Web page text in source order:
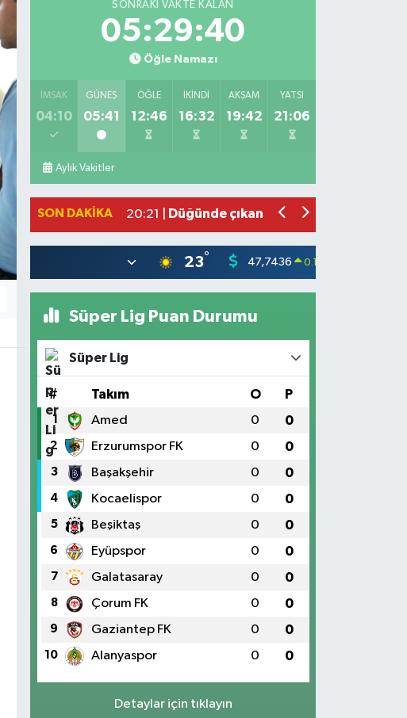
SONRAKI VAKTE KALAN
05:29:39
Öğle Namazı
İMSAK
04:10
GÜNEŞ
05:41
ÖĞLE
12:46
İKINDI
16:32
AKŞAM
19:42
YATSI
21:06
Aylık Vakitler
SON DAKIKA
10:39 |
Bahçede yaşanan yangında alevler
20:21 |
Düğünde çıkan yangına aldırış
23° 47,7436 0.18
Süper Lig Puan Durumu
Süper Lig
# Takım O P
1 Amed 0 0
2 Erzurumspor FK 0 0
3 Başakşehir 0 0
4 Kocaelispor 0 0
5 Beşiktaş 0 0
6 Eyüpspor 0 0
7 Galatasaray 0 0
8 Çorum FK 0 0
9 Gaziantep FK 0 0
10 Alanyaspor 0 0
Detaylar için tıklayın